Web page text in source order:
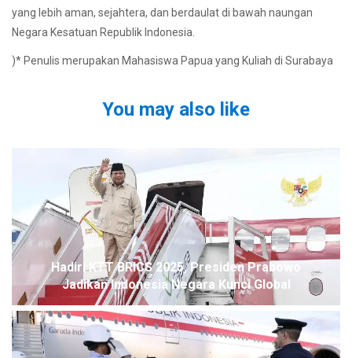
yang lebih aman, sejahtera, dan berdaulat di bawah naungan
Negara Kesatuan Republik Indonesia.
)* Penulis merupakan Mahasiswa Papua yang Kuliah di Surabaya
You may also like
Hadiri KTT BRICS 2025, Presiden Prabowo
Jadikan Indonesia Negara Kunci Global